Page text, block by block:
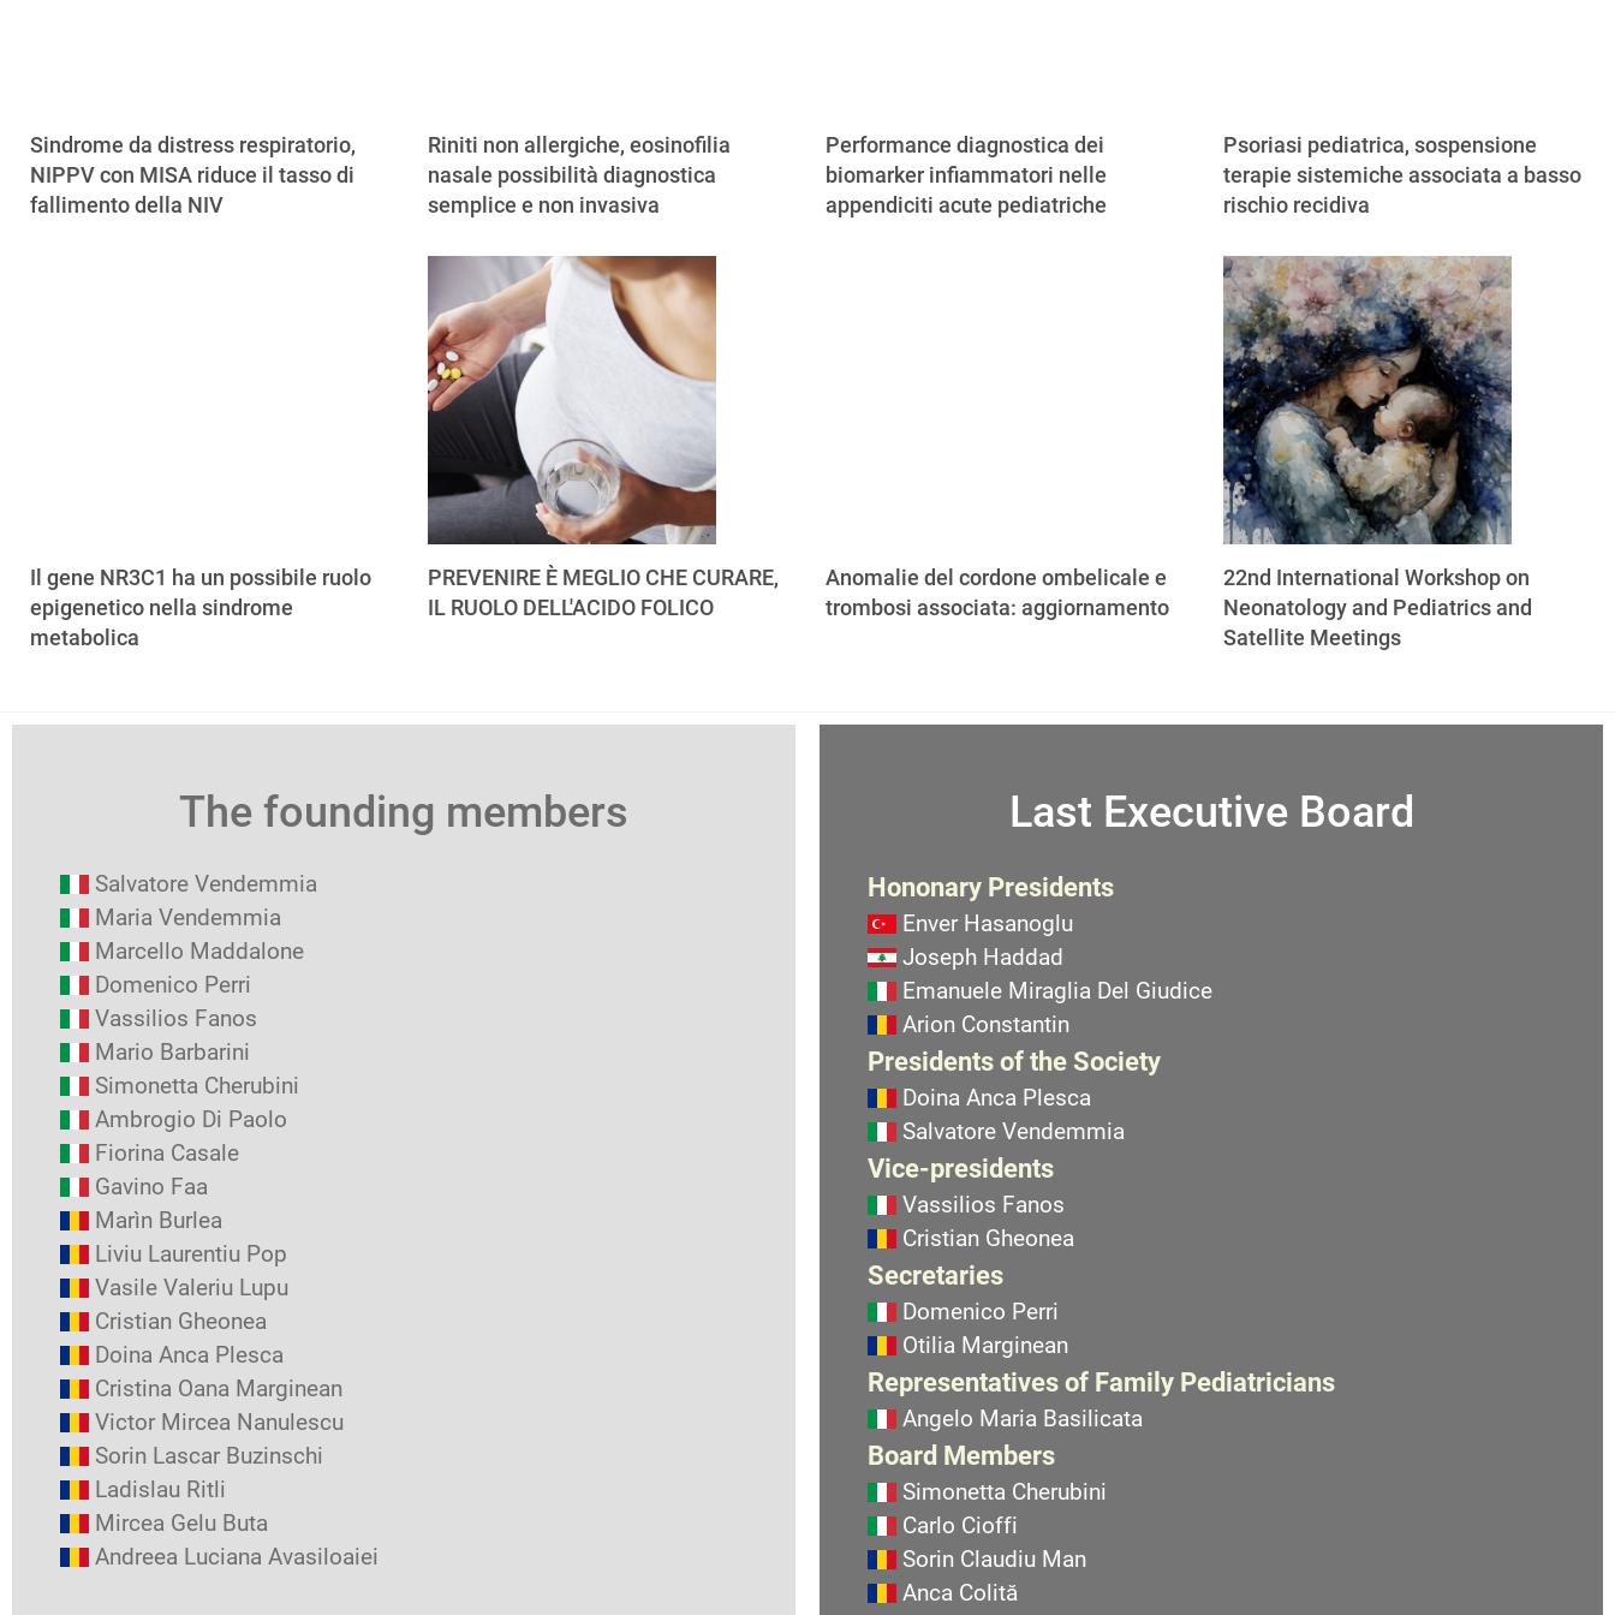
Sindrome da distress respiratorio,
NIPPV con MISA riduce il tasso di
fallimento della NIV
Riniti non allergiche, eosinofilia
nasale possibilità diagnostica
semplice e non invasiva
Performance diagnostica dei
biomarker infiammatori nelle
appendiciti acute pediatriche
Psoriasi pediatrica, sospensione
terapie sistemiche associata a basso
rischio recidiva
Il gene NR3C1 ha un possibile ruolo
epigenetico nella sindrome
metabolica
PREVENIRE È MEGLIO CHE CURARE,
IL RUOLO DELL'ACIDO FOLICO
Anomalie del cordone ombelicale e
trombosi associata: aggiornamento
22nd International Workshop on
Neonatology and Pediatrics and
Satellite Meetings
The founding members
Salvatore Vendemmia
Maria Vendemmia
Marcello Maddalone
Domenico Perri
Vassilios Fanos
Mario Barbarini
Simonetta Cherubini
Ambrogio Di Paolo
Fiorina Casale
Gavino Faa
Marìn Burlea
Liviu Laurentiu Pop
Vasile Valeriu Lupu
Cristian Gheonea
Doina Anca Plesca
Cristina Oana Marginean
Victor Mircea Nanulescu
Sorin Lascar Buzinschi
Ladislau Ritli
Mircea Gelu Buta
Andreea Luciana Avasiloaiei
Last Executive Board
Hononary Presidents
Enver Hasanoglu
Joseph Haddad
Emanuele Miraglia Del Giudice
Arion Constantin
Presidents of the Society
Doina Anca Plesca
Salvatore Vendemmia
Vice-presidents
Vassilios Fanos
Cristian Gheonea
Secretaries
Domenico Perri
Otilia Marginean
Representatives of Family Pediatricians
Angelo Maria Basilicata
Board Members
Simonetta Cherubini
Carlo Cioffi
Sorin Claudiu Man
Anca Colită